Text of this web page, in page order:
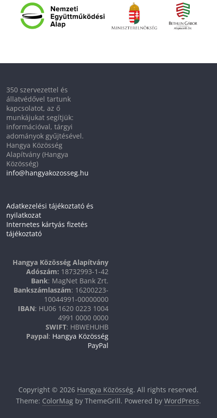
350 szervezettel és
állatvédővel tartunk
kapcsolatot, az ő
munkájukat segítjük:
információval, tárgyi
adományok gyűjtésével.
Hangya Közösség
Alapítvány (Hangya
Közösség)
info@hangyakozosseg.hu
Adatkezelési tájékoztató és
nyilatkozat
Internetes kártyás fizetés
tájékoztató
Hangya Közösség Alapítvány
Adószám: 18732993-1-42
Bank: MagNet Bank Zrt.
Bankszámlaszám: 16200223-
10044991-00000000
IBAN: HU06 1620 0223 1004
4991 0000 0000
SWIFT: HBWEHUHB
Paypal: Hangya Közösség
PayPal
Copyright © 2026 Hangya Közösség. All rights reserved.
Theme: ColorMagby ThemeGrill. Powered by WordPress.